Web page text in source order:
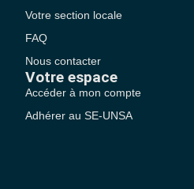
Votre section locale
FAQ
Nous contacter
Votre espace
Accéder à mon compte
Adhérer au SE-UNSA